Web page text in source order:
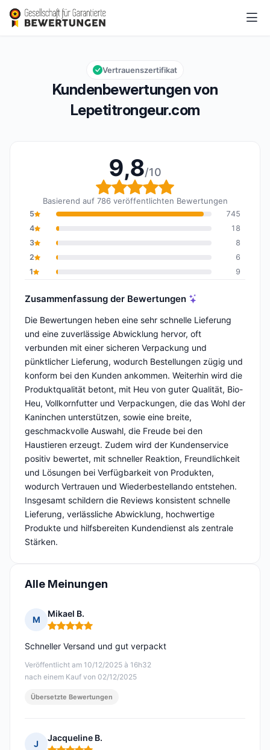
Lepetitrongeur.com
Gesamtbewertung: 9,8 von 10
9,8/10
Kundenbewertungen von
Lepetitrongeur.com
Vertrauenszertifikat
9,8/10
Gesamtbewertung: 9,8
Basierend auf 786 veröffentlichten Bewertungen
5
745
4
18
3
8
2
6
1
9
Zusammenfassung der Bewertungen
Die Bewertungen heben eine sehr schnelle Lieferung
und eine zuverlässige Abwicklung hervor, oft
verbunden mit einer sicheren Verpackung und
pünktlicher Lieferung, wodurch Bestellungen zügig und
konform bei den Kunden ankommen. Weiterhin wird die
Produktqualität betont, mit Heu von guter Qualität, Bio-
Heu, Vollkornfutter und Verpackungen, die das Wohl der
Kaninchen unterstützen, sowie eine breite,
geschmackvolle Auswahl, die Freude bei den
Haustieren erzeugt. Zudem wird der Kundenservice
positiv bewertet, mit schneller Reaktion, Freundlichkeit
und Lösungen bei Verfügbarkeit von Produkten,
wodurch Vertrauen und Wiederbestellando entstehen.
Insgesamt schildern die Reviews konsistent schnelle
Lieferung, verlässliche Abwicklung, hochwertige
Produkte und hilfsbereiten Kundendienst als zentrale
Stärken.
Alle Meinungen
M
Mikael B.
Hinweis: 5 von 5
Veröffentlicht am 10/12/2025 à 16h32
nach einem Kauf von 02/12/2025
Schneller Versand und gut verpackt
Übersetzte Bewertungen
J
Jacqueline B.